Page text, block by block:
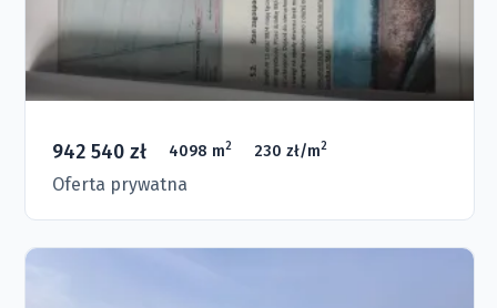
942 540 zł 4098 m2 230 zł/m2
Oferta prywatna